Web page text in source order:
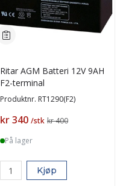
Ritar AGM Batteri 12V 9AH
F2-terminal
Produktnr. RT1290(F2)
Pris
kr 340 /stk kr 400
På lager
Kjøp